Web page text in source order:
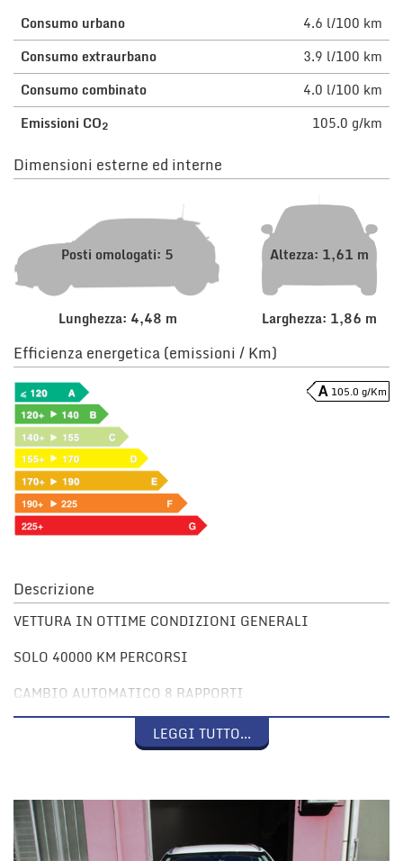
Consumo urbano
4.6 l/100 km
Consumo extraurbano
3.9 l/100 km
Consumo combinato
4.0 l/100 km
Emissioni CO2 105.0 g/km
Dimensioni esterne ed interne
Posti omologati: 5
Lunghezza: 4,48 m
Altezza: 1,61 m
Larghezza: 1,86 m
Efficienza energetica (emissioni / Km)
105.0 g/Km
Descrizione
VETTURA IN OTTIME CONDIZIONI GENERALI
SOLO 40000 KM PERCORSI
CAMBIO AUTOMATICO 8 RAPPORTI
APPLE CAR PLAY & ANDROID AUTO
RETROCAMERA POSTERIORE
LEGGI TUTTO...